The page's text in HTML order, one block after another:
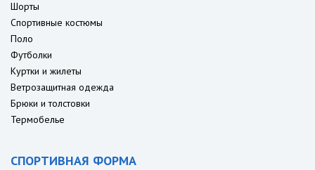
Шорты
Спортивные костюмы
Поло
Футболки
Куртки и жилеты
Ветрозащитная одежда
Брюки и толстовки
Термобелье
СПОРТИВНАЯ ФОРМА